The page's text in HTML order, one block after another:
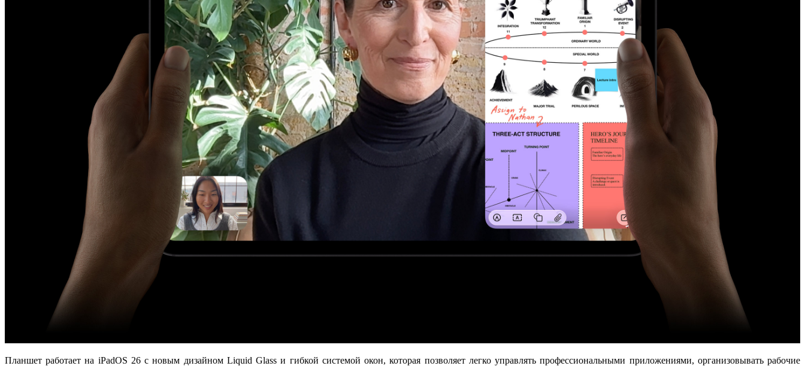
Планшет работает на iPadOS 26с новым дизайном Liquid Glass и гибкой системой окон, которая позволяет легко управлять профессиональными приложениями, организовывать рабочие